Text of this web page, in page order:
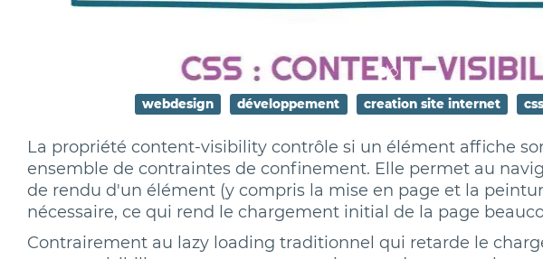
webdesign développement creation site internet css
La propriété content-visibility contrôle si un élément affiche
ensemble de contraintes de confinement. Elle permet au
de rendu d'un élément (y compris la mise en page et la
nécessaire, ce qui rend le chargement initial de la page
Contrairement au lazy loading traditionnel qui retarde le